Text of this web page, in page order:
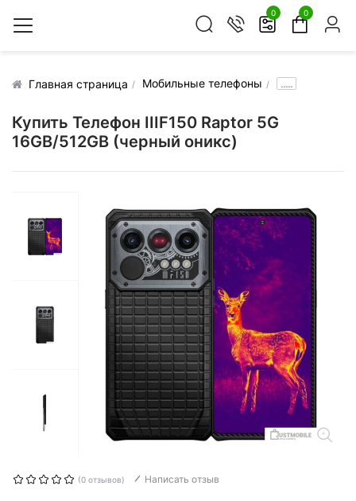
0 0
Главная страница Мобильные телефоны .....
Купить Телефон IIIF150 Raptor 5G
16GB/512GB (черный оникс)
(0 отзывов) Написать отзыв